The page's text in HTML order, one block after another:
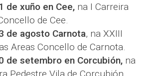
de xuño en Cee, na I Carreira
de Cee.
de agosto Carnota, na XXIII
Areas Concello de Carnota.
de setembro en Corcubión, na